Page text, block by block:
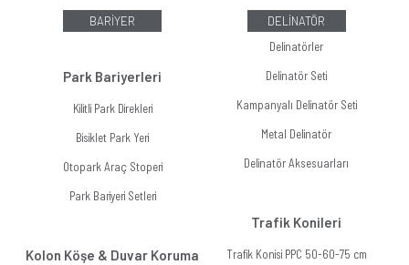
BARİYER
Park Bariyerleri
Kilitli Park Direkleri
Bisiklet Park Yeri
Otopark Araç Stoperi
Park Bariyeri Setleri
Kolon Köşe & Duvar Koruma
DELİNATÖR
Delinatörler
Delinatör Seti
Kampanyalı Delinatör Seti
Metal Delinatör
Delinatör Aksesuarları
Trafik Konileri
Trafik Konisi PPC 50-60-75 cm